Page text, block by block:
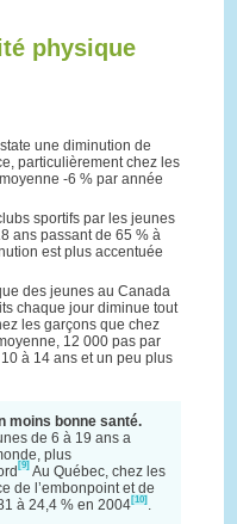
physique
une diminution de
particulièrement chez les
-6 % par année
sportifs par les jeunes
ans passant de 65 % à
est plus accentuée
des jeunes au Canada
chaque jour diminue tout
les garçons que chez
12 000 pas par
à 14 ans et un peu plus
moins bonne santé.
de 6 à 19 ans a
plus
[9] Au Québec, chez les
de l’embonpoint et de
à 24,4 % en 2004[10] .